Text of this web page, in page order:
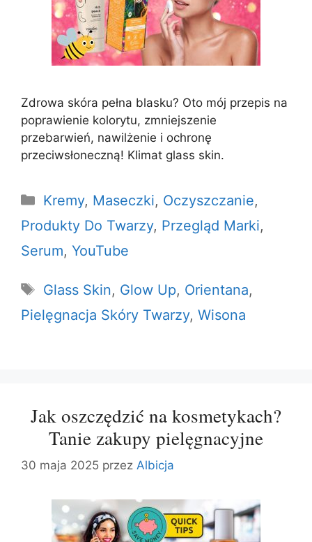
Zdrowa skóra pełna blasku? Oto mój przepis na
poprawienie kolorytu, zmniejszenie
przebarwień, nawilżenie i ochronę
przeciwsłoneczną! Klimat glass skin.
Kategorie
Kremy, Maseczki, Oczyszczanie,
Produkty Do Twarzy, Przegląd Marki,
Serum, YouTube
Tagi
Glass Skin, Glow Up, Orientana,
Pielęgnacja Skóry Twarzy, Wisona
Jak oszczędzić na kosmetykach?
Tanie zakupy pielęgnacyjne
30 maja 2025 przez Albicja